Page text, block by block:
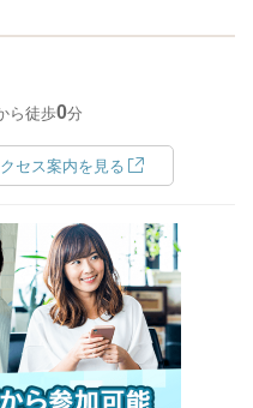
ら徒歩0分
セス案内を見る